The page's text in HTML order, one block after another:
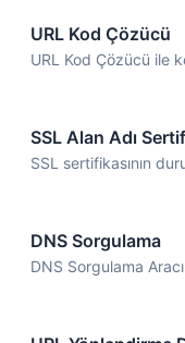
URL Kod Çözücü
URL Kod Çözücü ile
SSL Alan Adı
SSL sertifikasının
DNS Sorgulama
DNS Sorgulama Aracı